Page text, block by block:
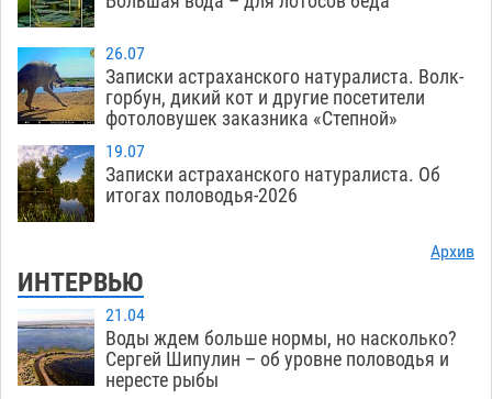
26.07
Записки астраханского натуралиста. Волк-
горбун, дикий кот и другие посетители
фотоловушек заказника «Степной»
19.07
Записки астраханского натуралиста. Об
итогах половодья-2026
Архив
ИНТЕРВЬЮ
21.04
Воды ждем больше нормы, но насколько?
Сергей Шипулин – об уровне половодья и
нересте рыбы